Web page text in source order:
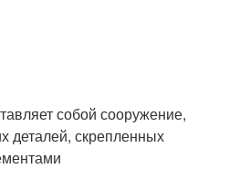
собой сооружение,
деталей, скрепленных